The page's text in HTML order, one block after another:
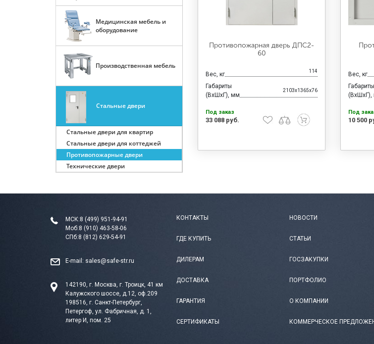
Медицинская мебель и
оборудование
Производственная мебель
Стальные двери
Стальные двери для квартир
Стальные двери для коттеджей
Противопожарные двери
Технические двери
Противопожарная дверь ДПС2-
60
Вес, кг 114
Габариты
(ВхШхГ), мм
2103x1365x76
Под заказ
33 088 руб.
Вес, кг
Габариты
(ВхШхГ),
Под
10 500
МСК:8 (499) 951-94-91
Моб:8 (910) 463-58-06
СПб:8 (812) 629-54-91
E-mail: sales@safe-str.ru
142190, г. Москва, г. Троицк, 41 км
Калужского шоссе, д.12, оф.209
198516, г. Санкт-Петербург,
Петергоф, ул. Фабричная, д. 1,
литер И, пом. 25
КОНТАКТЫ
ГДЕ КУПИТЬ
ДИЛЕРАМ
ДОСТАВКА
ГАРАНТИЯ
СЕРТИФИКАТЫ
НОВОСТИ
СТАТЬИ
ГОСЗАКУПКИ
ПОРТФОЛИО
О КОМПАНИИ
КОММЕРЧЕСКОЕ